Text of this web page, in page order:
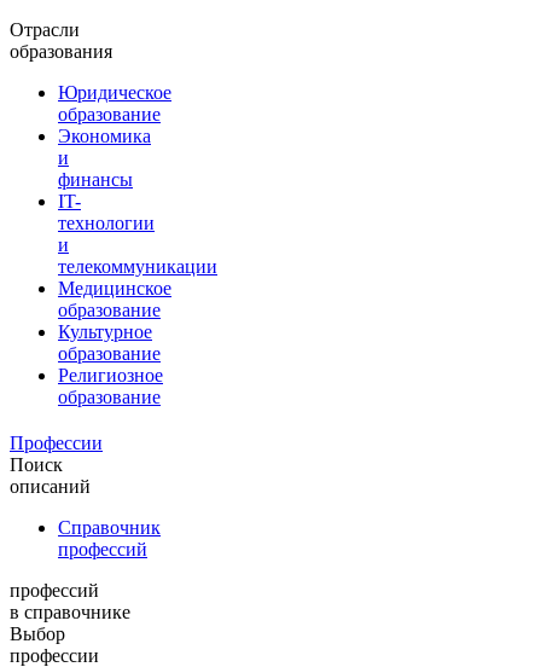
Отрасли
образования
Юридическое
образование
Экономика
и
финансы
IT-
технологии
и
телекоммуникации
Медицинское
образование
Культурное
образование
Религиозное
образование
Профессии
Поиск
описаний
Справочник
профессий
профессий
в справочнике
Выбор
профессии